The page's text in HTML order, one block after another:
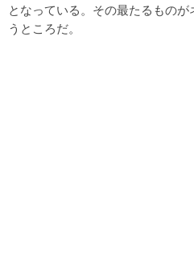
となっている。その最たるものが
うところだ。